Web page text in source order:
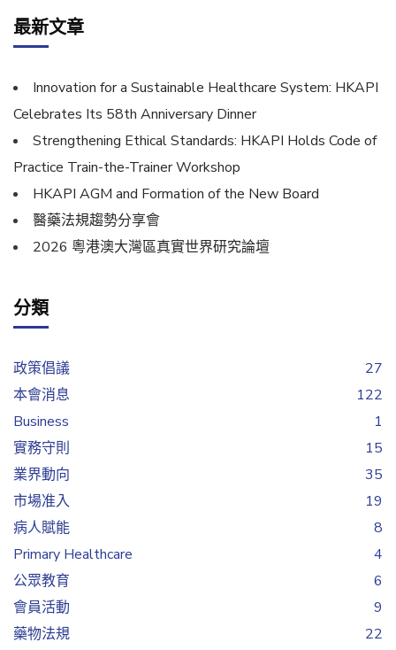
最新文章
Innovation for a Sustainable Healthcare System: HKAPI
Celebrates Its 58th Anniversary Dinner
Strengthening Ethical Standards: HKAPI Holds Code of
Practice Train-the-Trainer Workshop
HKAPI AGM and Formation of the New Board
醫藥法規趨勢分享會
2026 粵港澳大灣區真實世界研究論壇
分類
政策倡議
27
本會消息
122
Business
1
實務守則
15
業界動向
35
市場准入
19
病人賦能
8
Primary Healthcare
4
公眾教育
6
會員活動
9
藥物法規
22